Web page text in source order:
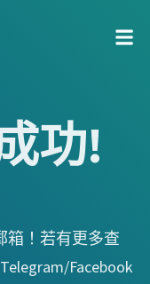
功!
箱！若有更多查
Facebook